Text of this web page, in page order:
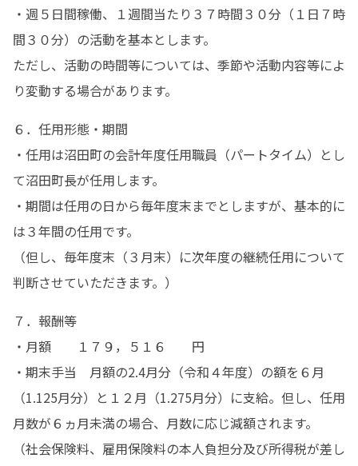
・週５日間稼働、１週間当たり３７時間３０分（１日７時
間３０分）の活動を基本とします。
ただし、活動の時間等については、季節や活動内容等によ
り変動する場合があります。
６．任用形態・期間
・任用は沼田町の会計年度任用職員（パートタイム）とし
て沼田町長が任用します。
・期間は任用の日から毎年度末までとしますが、基本的に
は３年間の任用です。
（但し、毎年度末（３月末）に次年度の継続任用について
判断させていただきます。）
７．報酬等
・月額　　１７９，５１６　　円
・期末手当　月額の2.4月分（令和４年度）の額を６月
（1.125月分）と１２月（1.275月分）に支給。但し、任用
月数が６ヵ月未満の場合、月数に応じ減額されます。
（社会保険料、雇用保険料の本人負担分及び所得税が差し